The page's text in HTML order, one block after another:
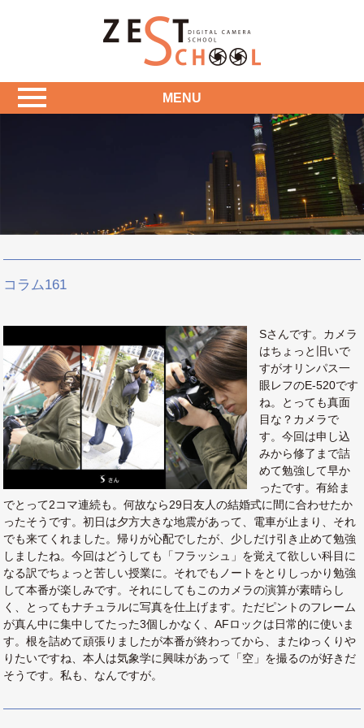
MENU
コラム161
Sさんです。カメラ
はちょっと旧いで
すがオリンパス一
眼レフのE-520です
ね。とっても真面
目な？カメラで
す。今回は申し込
みから修了まで詰
めて勉強して早か
ったです。有給ま
でとって2コマ連続も。何故なら29日友人の結婚式に間に合わせたか
ったそうです。初日は夕方大きな地震があって、電車が止まり、それ
でも来てくれました。帰りが心配でしたが、少しだけ引き止めて勉強
しましたね。今回はどうしても「フラッシュ」を覚えて欲しい科目に
なる訳でちょっと苦しい授業に。それでもノートをとりしっかり勉強
して本番が楽しみです。それにしてもこのカメラの演算が素晴らし
く、とってもナチュラルに写真を仕上げます。ただピントのフレーム
が真ん中に集中してたった3個しかなく、AFロックは日常的に使いま
す。根を詰めて頑張りましたが本番が終わってから、またゆっくりや
りたいですね、本人は気象学に興味があって「空」を撮るのが好きだ
そうです。私も、なんですが。